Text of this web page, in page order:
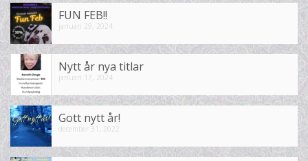
FUN FEB!!
januari 29, 2024
Nytt år nya titlar
januari 17, 2024
Gott nytt år!
december 31, 2022